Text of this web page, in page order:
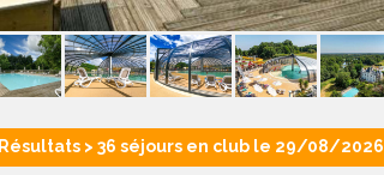
Résultats > 36 séjours en club le 29/08/2026